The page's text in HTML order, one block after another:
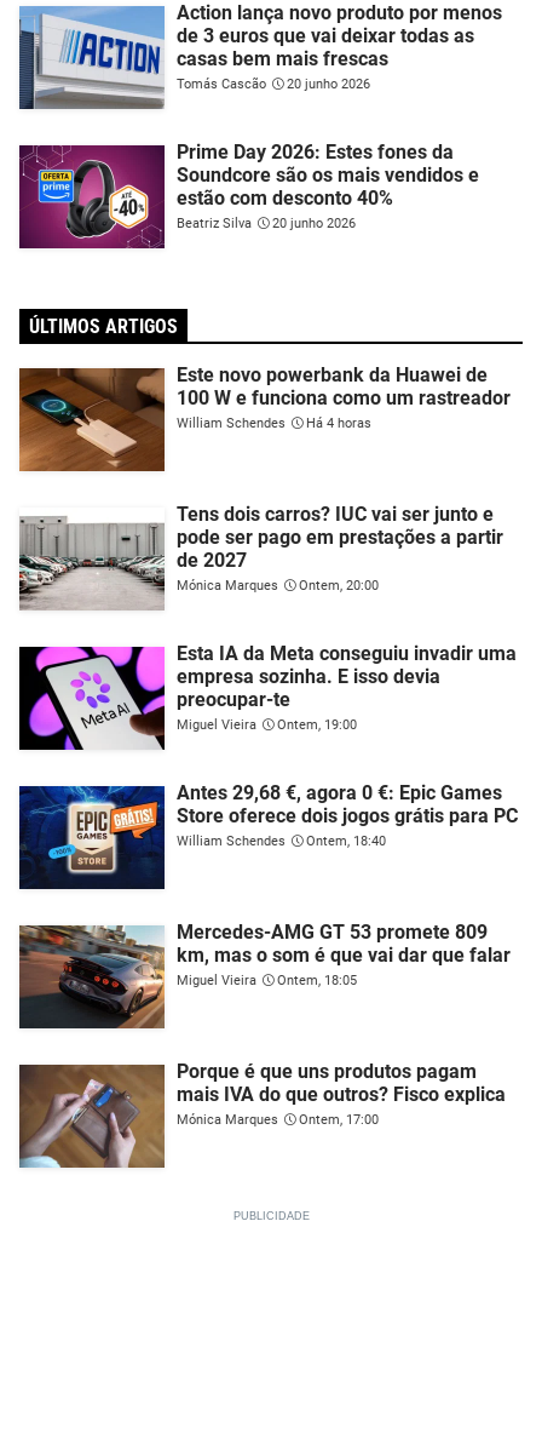
Action lança novo produto por menos
de 3 euros que vai deixar todas as
casas bem mais frescas
Tomás Cascão 20 junho 2026
Prime Day 2026: Estes fones da
Soundcore são os mais vendidos e
estão com desconto 40%
Beatriz Silva 20 junho 2026
ÚLTIMOS ARTIGOS
Este novo powerbank da Huawei de
100 W e funciona como um rastreador
William Schendes Há 4 horas
Tens dois carros? IUC vai ser junto e
pode ser pago em prestações a partir
de 2027
Mónica Marques Ontem, 20:00
Esta IA da Meta conseguiu invadir uma
empresa sozinha. E isso devia
preocupar-te
Miguel Vieira Ontem, 19:00
Antes 29,68 €, agora 0 €: Epic Games
Store oferece dois jogos grátis para PC
William Schendes Ontem, 18:40
Mercedes-AMG GT 53 promete 809
km, mas o som é que vai dar que falar
Miguel Vieira Ontem, 18:05
Porque é que uns produtos pagam
mais IVA do que outros? Fisco explica
Mónica Marques Ontem, 17:00